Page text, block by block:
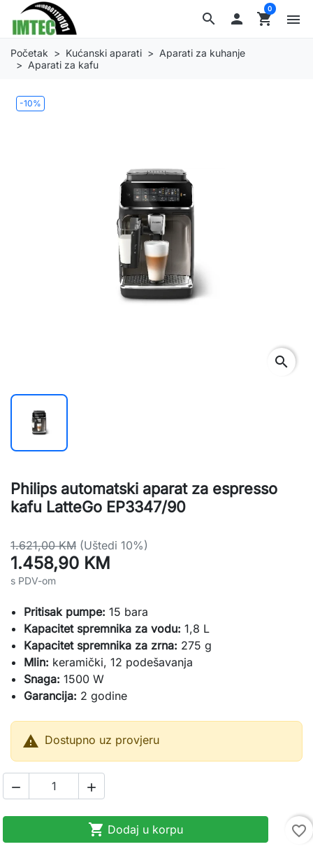
search  shopping_cart
0
menu
Početak Kućanski aparati
Aparati za kuhanje
Aparati za kafu
-10%
search
Philips automatski aparat za espresso
kafu LatteGo EP3347/90
1.621,00 KM (Uštedi 10%)
1.458,90 KM
s PDV-om
Pritisak pumpe: 15 bara
Kapacitet spremnika za vodu: 1,8 L
Kapacitet spremnika za zrna: 275 g
Mlin: keramički, 12 podešavanja
Snaga: 1500 W
Garancija: 2 godine
 Dostupno uz provjeru
 
 Dodaj u korpu
favorite_border